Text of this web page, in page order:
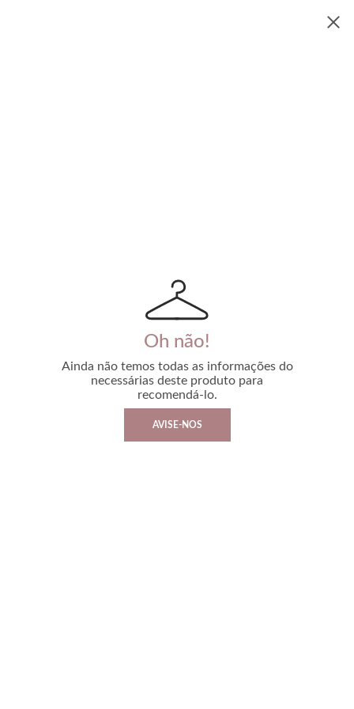
Oh não!
Ainda não temos todas as informações do
necessárias deste produto para
recomendá-lo.
AVISE-NOS